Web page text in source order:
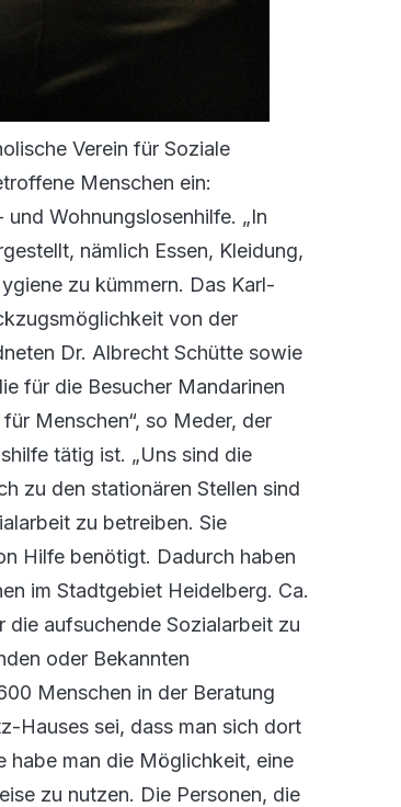
Verein für Soziale
Menschen ein:
Wohnungslosenhilfe. „In
nämlich Essen, Kleidung,
zu kümmern. Das Karl-
von der
Dr. Albrecht Schütte sowie
für die Besucher Mandarinen
Menschen“, so Meder, der
tätig ist. „Uns sind die
zu den stationären Stellen sind
zu betreiben. Sie
Hilfe benötigt. Dadurch haben
im Stadtgebiet Heidelberg. Ca.
die aufsuchende Sozialarbeit zu
oder Bekannten
Menschen in der Beratung
Hauses sei, dass man sich dort
habe man die Möglichkeit, eine
zu nutzen. Die Personen, die